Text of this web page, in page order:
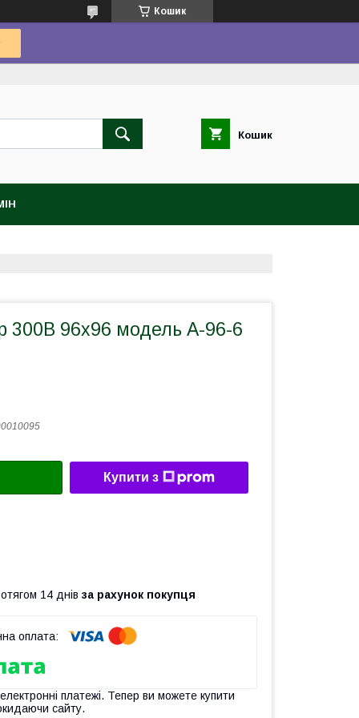
Кошик
Кошик
300В 96х96 модель A-96-6
Купити з
14 днів за рахунок покупця
платежі. Тепер ви можете купити
сайту.